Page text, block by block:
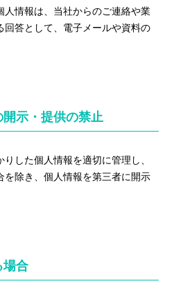
人情報は、当社からのご連絡や業
回答として、電子メールや資料の
示・提供の禁止
した個人情報を適切に管理し、
を除き、個人情報を第三者に開示
場合